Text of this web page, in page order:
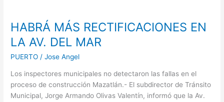
HABRÁ MÁS RECTIFICACIONES EN
LA AV. DEL MAR
PUERTO /Jose Angel
Los inspectores municipales no detectaron las fallas en el
proceso de construcción Mazatlán.- El subdirector de Tránsito
Municipal, Jorge Armando Olivas Valentín, informó que la Av.
RECTIFICACIONES
EN
LA
AV.
DEL